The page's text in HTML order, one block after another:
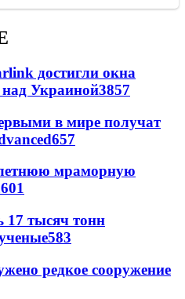
достигли окна
Украиной3857
в мире получат
657
мраморную
601
17 тысяч тонн
583
редкое сооружение